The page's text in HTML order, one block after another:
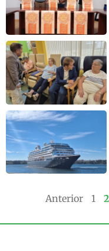
Anterior 1 2